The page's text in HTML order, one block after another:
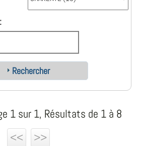
Rechercher
1 sur 1, Résultats de 1 à 8
<<
>>